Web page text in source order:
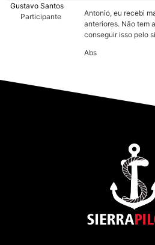
Gustavo Santos
Participante
Antonio, eu recebi
anteriores. Não tem
conseguir isso pelo
Abs